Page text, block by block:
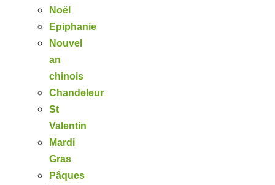
Noël
Epiphanie
Nouvel
an
chinois
Chandeleur
St
Valentin
Mardi
Gras
Pâques